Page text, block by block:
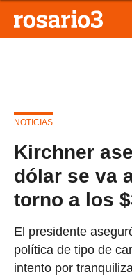
NOTICIAS
Kirchner
dólar se va
torno a los
El presidente
política de tipo de
intento por